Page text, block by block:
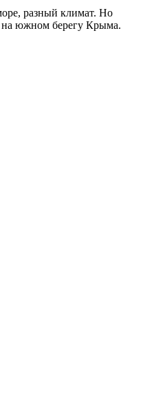
разный климат. Но
на южном берегу Крыма.